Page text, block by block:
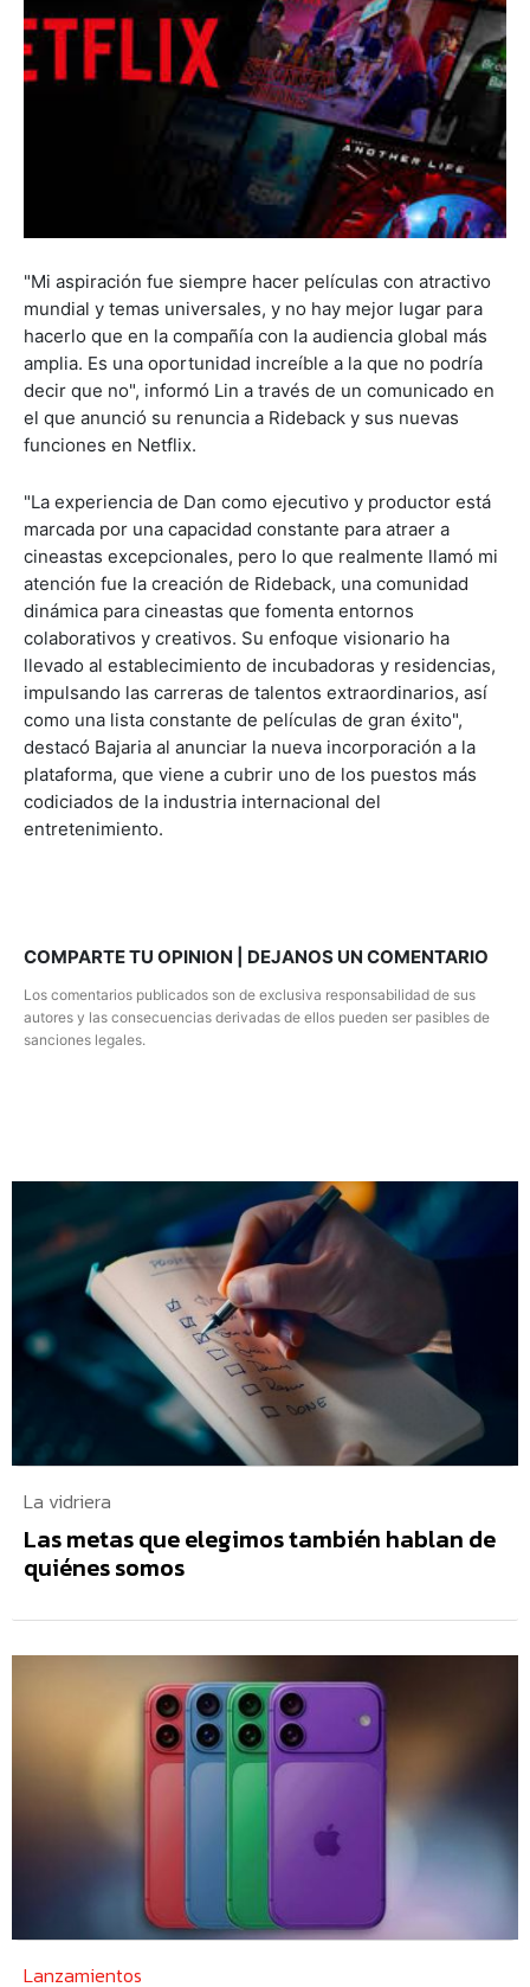
"Mi aspiración fue siempre hacer películas con atractivo
mundial y temas universales, y no hay mejor lugar para
hacerlo que en la compañía con la audiencia global más
amplia. Es una oportunidad increíble a la que no podría
decir que no", informó Lin a través de un comunicado en
el que anunció su renuncia a Rideback y sus nuevas
funciones en Netflix.
"La experiencia de Dan como ejecutivo y productor está
marcada por una capacidad constante para atraer a
cineastas excepcionales, pero lo que realmente llamó mi
atención fue la creación de Rideback, una comunidad
dinámica para cineastas que fomenta entornos
colaborativos y creativos. Su enfoque visionario ha
llevado al establecimiento de incubadoras y residencias,
impulsando las carreras de talentos extraordinarios, así
como una lista constante de películas de gran éxito",
destacó Bajaria al anunciar la nueva incorporación a la
plataforma, que viene a cubrir uno de los puestos más
codiciados de la industria internacional del
entretenimiento.
COMPARTE TU OPINION | DEJANOS UN COMENTARIO
Los comentarios publicados son de exclusiva responsabilidad de sus
autores y las consecuencias derivadas de ellos pueden ser pasibles de
sanciones legales.
La vidriera
Las metas que elegimos también hablan de
quiénes somos
Lanzamientos